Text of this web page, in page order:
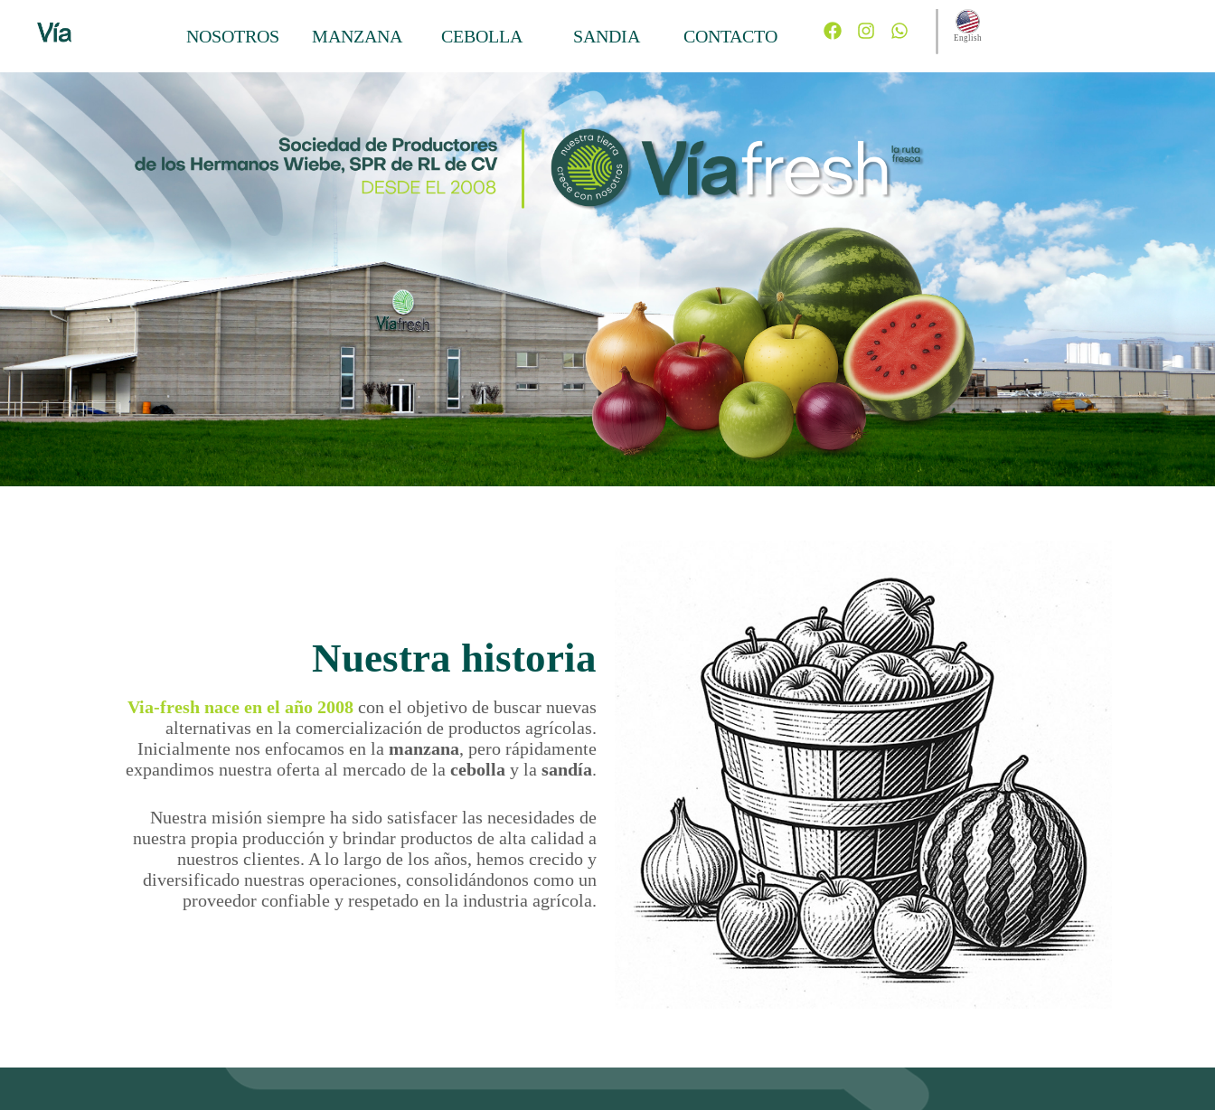
NOSOTROS MANZANA CEBOLLA SANDIA CONTACTO English
Nuestra historia
Via-fresh nace en el año 2008 con el objetivo de buscar nuevas
alternativas en la comercialización de productos agrícolas.
Inicialmente nos enfocamos en la manzana, pero rápidamente
expandimos nuestra oferta al mercado de la cebolla y la sandía.
Nuestra misión siempre ha sido satisfacer las necesidades de
nuestra propia producción y brindar productos de alta calidad a
nuestros clientes. A lo largo de los años, hemos crecido y
diversificado nuestras operaciones, consolidándonos como un
proveedor confiable y respetado en la industria agrícola.